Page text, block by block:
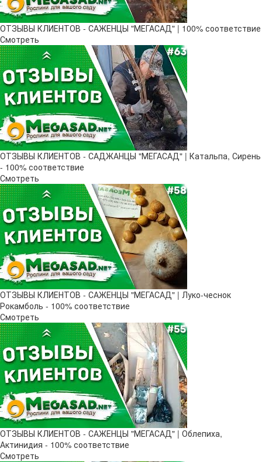
ОТЗЫВЫ КЛИЕНТОВ - САЖЕНЦЫ "МЕГАСАД" | 100% соответствие
Смотреть
ОТЗЫВЫ КЛИЕНТОВ - САДЖАНЦЫ "МЕГАСАД" | Катальпа, Сирень
- 100% соответствие
Смотреть
ОТЗЫВЫ КЛИЕНТОВ - САЖЕНЦЫ "МЕГАСАД" | Луко-чеснок
Рокамболь - 100% соответствие
Смотреть
ОТЗЫВЫ КЛИЕНТОВ - САЖЕНЦЫ "МЕГАСАД" | Облепиха,
Актинидия - 100% соответствие
Смотреть